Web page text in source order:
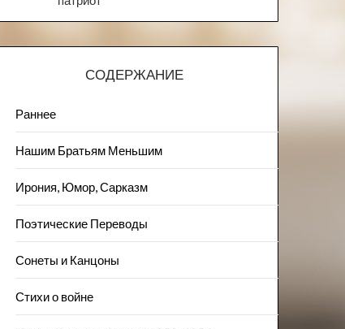
СОДЕРЖАНИЕ
Раннее
Нашим Братьям Меньшим
Ирония, Юмор, Сарказм
Поэтические Переводы
Сонеты и Канцоны
Стихи о войне